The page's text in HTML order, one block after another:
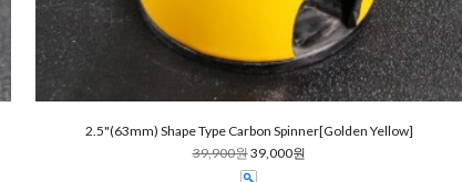
2.5"(63mm) Shape Type Carbon Spinner[Golden Yellow]
39,900원39,000원